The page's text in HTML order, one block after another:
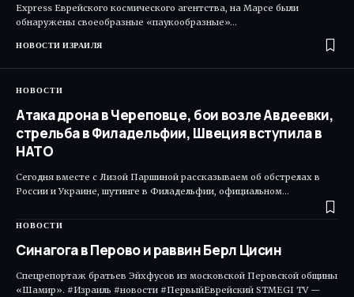
Express Еврейского космического агентства, на Марсе были
обнаружены своеобразные «паукообразные»…
НОВОСТИ ИЗРАИЛЯ
НОВОСТИ
Атака дрона в Череповце, бои возле Авдеевки,
стрельба в Филадельфии, Швеция вступила в
НАТО
Сегодня вместе с Лизой Паршиной рассказываем об обстрелах в
России и Украине, шутинге в Филадельфии, официальном…
НОВОСТИ
Синагога в Перово и раввин Берл Цисин
Спецрепортаж братьев Эйхфусов из московской Перовской общины
«Шамир». #Израиль #новости #ПервыйЕврейский STMEGI TV —